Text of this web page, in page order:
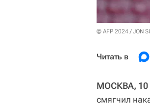
© AFP 2024 / JON
Читать в
МОСКВА, 10
смягчил